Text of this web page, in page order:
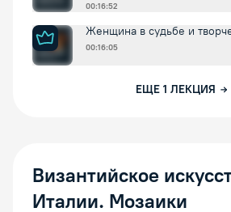
00:16:52
Женщина в судьбе и
00:16:05
ЕЩЕ 1 ЛЕКЦИЯ
Византийское
Италии. Мозаики